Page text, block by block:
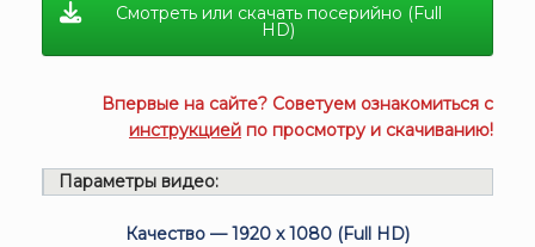
Смотреть или скачать посерийно (Full
HD)
Впервые на сайте? Советуем ознакомиться с
инструкцией по просмотру и скачиванию!
Параметры видео:
Качество — 1920 x 1080 (Full HD)